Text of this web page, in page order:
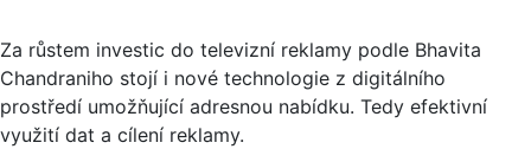
Za růstem investic do televizní reklamy podle Bhavita
Chandraniho stojí i nové technologie z digitálního
prostředí umožňující adresnou nabídku. Tedy efektivní
využití dat a cílení reklamy.